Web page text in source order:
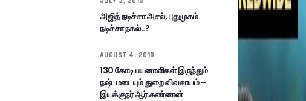
அஜித் நடிச்சா அசல், புதுமுகம்
நடிச்சா நகல்..?
AUGUST 4, 2018
130 கோடி பயனாளிகள் இருந்தும்
நஷ்டமடையும் துறை விவசாயம் –
இயக்குநர் ஆர்.கண்ணன்